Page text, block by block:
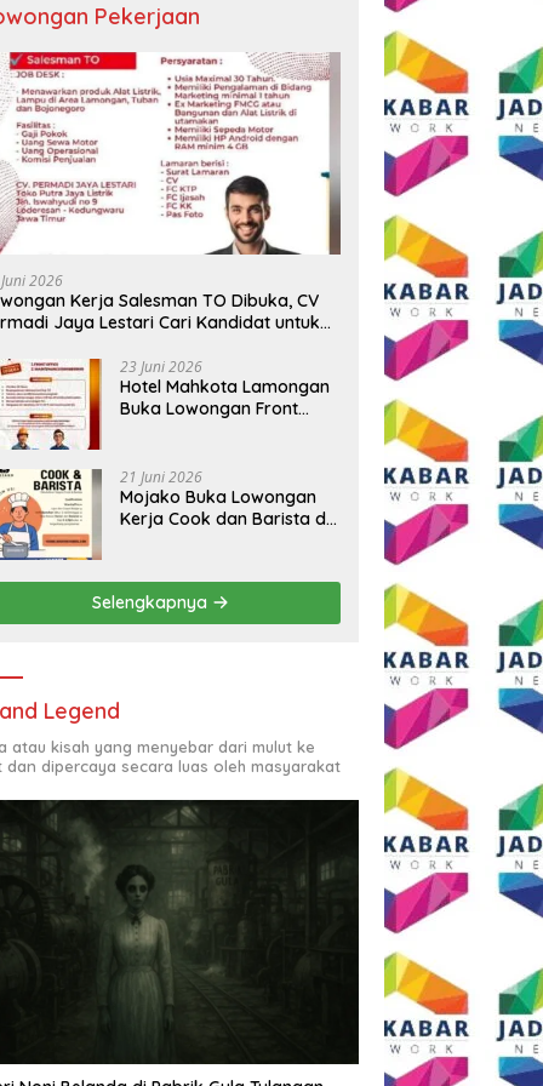
Air Minum Malang
Perkuat Kolaborasi,
Kontingen
Seleksi Atlet
IX 2026
Wali Kota Malang Paparkan
Model Pembangunan
Berkelanjutan di Forum
Nasional Bangun Bangsa
Pekerjaan
2026
Kerja Salesman TO Dibuka, CV
Jaya Lestari Cari Kandidat untuk
23 Juni 2026
Hotel Mahkota Lamongan
Buka Lowongan Front
Syaratnya
21 Juni 2026
Mojako Buka Lowongan
Kerja Cook dan Barista di
Selengkapnya
Legend
atau kisah yang menyebar dari mulut ke
dan dipercaya secara luas oleh masyarakat